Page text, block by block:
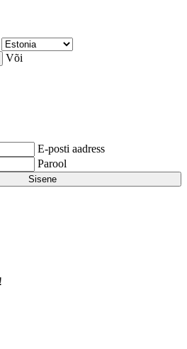
Või
E-posti aadress
Parool
Sisene